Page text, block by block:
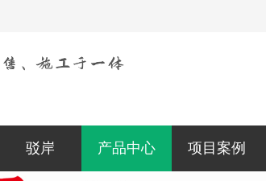
驳岸 产品中心 项目案例